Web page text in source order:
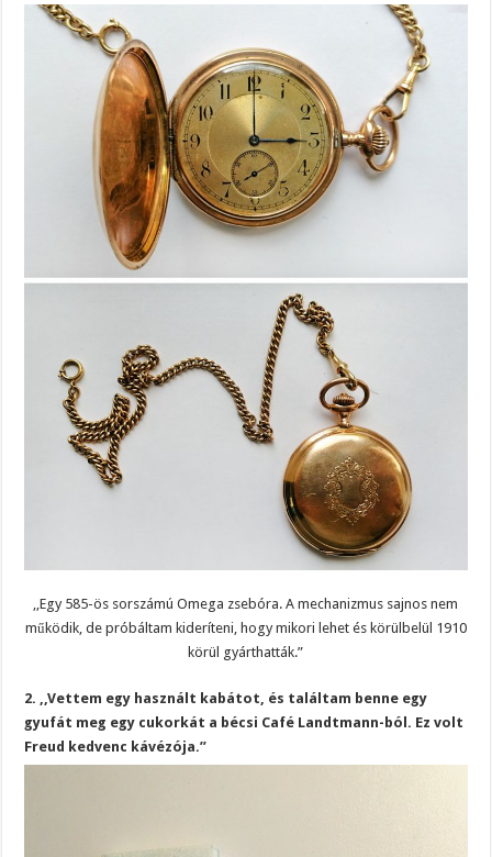
,,Egy 585-ös sorszámú Omega zsebóra. A mechanizmus sajnos nem
működik, de próbáltam kideríteni, hogy mikori lehet és körülbelül 1910
körül gyárthatták.”
2. ,,Vettem egy használt kabátot, és találtam benne egy
gyufát meg egy cukorkát a bécsi Café Landtmann-ból. Ez volt
Freud kedvenc kávézója.”